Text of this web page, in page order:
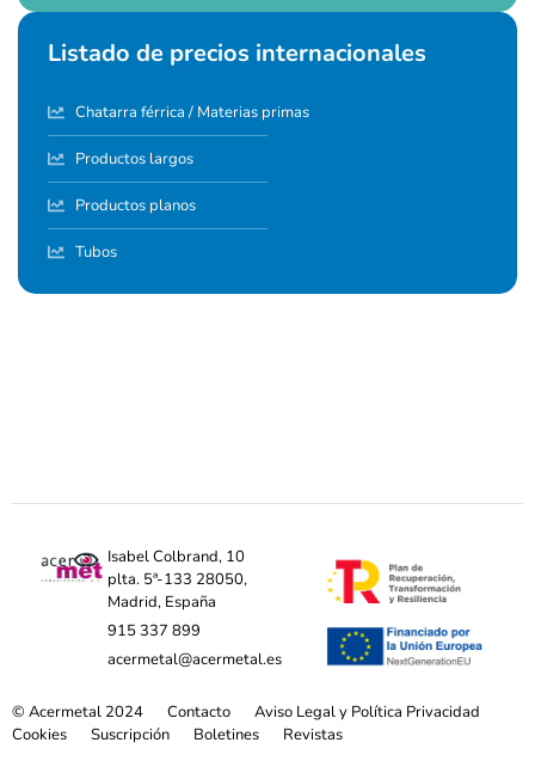
Listado de precios internacionales
Chatarra férrica / Materias primas
Productos largos
Productos planos
Tubos
Isabel Colbrand, 10
plta. 5ª-133 28050,
Madrid, España
915 337 899
acermetal@acermetal.es
© Acermetal 2024 Contacto
Aviso Legal y Política Privacidad
Cookies
Suscripción Boletines Revistas